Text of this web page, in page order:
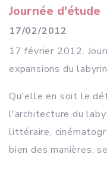
Journée d'étude
17/02/2012
17 février 2012.
expansions du
Qu'elle en soit le
l'architecture du
littéraire,
bien des manières,